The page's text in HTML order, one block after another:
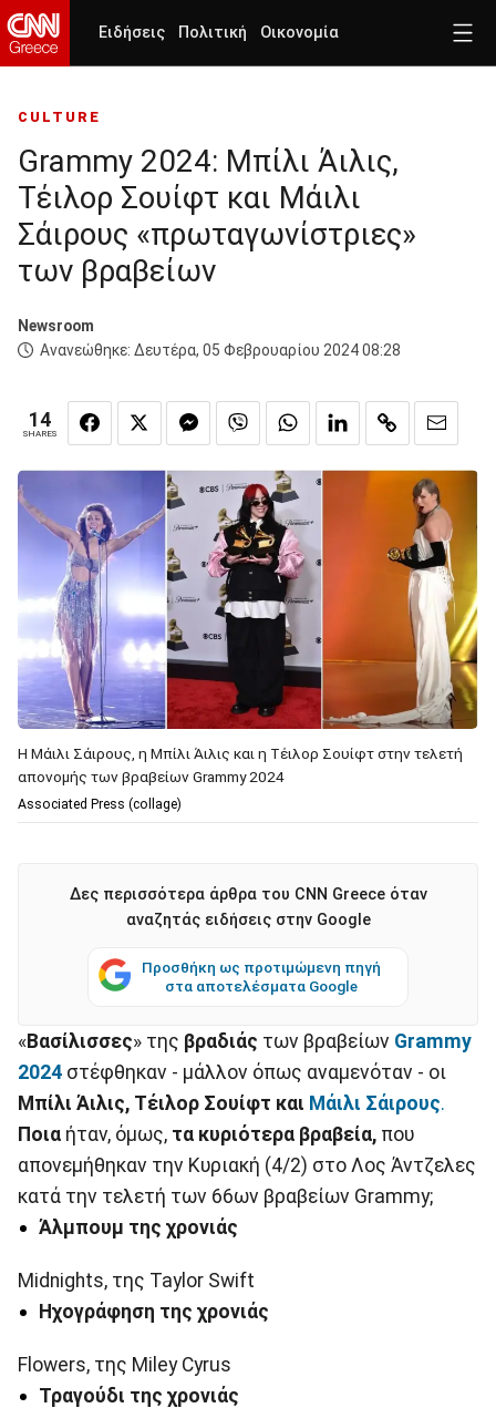
Ειδήσεις Πολιτική Οικονομία
CULTURE
Grammy 2024: Μπίλι Άιλις,
Τέιλορ Σουίφτ και Μάιλι
Σάιρους «πρωταγωνίστριες»
των βραβείων
Newsroom
Ανανεώθηκε: Δευτέρα, 05 Φεβρουαρίου 2024 08:28
14
SHARES
Η Μάιλι Σάιρους, η Μπίλι Άιλις και η Τέιλορ Σουίφτ στην τελετή
απονομής των βραβείων Grammy 2024
Associated Press (collage)
Δες περισσότερα άρθρα του CNN Greece όταν
αναζητάς ειδήσεις στην Google
Προσθήκη ως προτιμώμενη πηγή
στα αποτελέσματα Google
«Βασίλισσες» της βραδιάς των βραβείων Grammy
2024 στέφθηκαν - μάλλον όπως αναμενόταν - οι
Μπίλι Άιλις, Τέιλορ Σουίφτ και Μάιλι Σάιρους.
Ποια ήταν, όμως, τα κυριότερα βραβεία, που
απονεμήθηκαν την Κυριακή (4/2) στο Λος Άντζελες
κατά την τελετή των 66ων βραβείων Grammy;
Άλμπουμ της χρονιάς
Midnights, της Taylor Swift
Ηχογράφηση της χρονιάς
Flowers, της Miley Cyrus
Τραγούδι της χρονιάς